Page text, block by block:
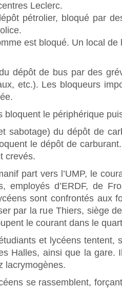
Leclerc.
pétro­lier, bloqué par
est bloqué. Un local de
dépôt de bus par des
etc.). Les blo­queurs
le péri­phé­ri­que
sabo­tage) du dépôt de
le dépôt de
crevés.
part vers l’UMP, le
employés d’ERDF, de
sont confron­tés aux
par la rue Thiers, siège
le cou­rant dans le
et lycéens ten­tent,
Halles, ainsi que la gare.
lacry­mo­gè­nes.
se ras­sem­blent,